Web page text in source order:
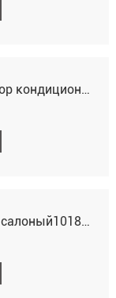
Mk CrossРадиатор кондиционера101700965951
Mk CrossФильтр салоный1018002773